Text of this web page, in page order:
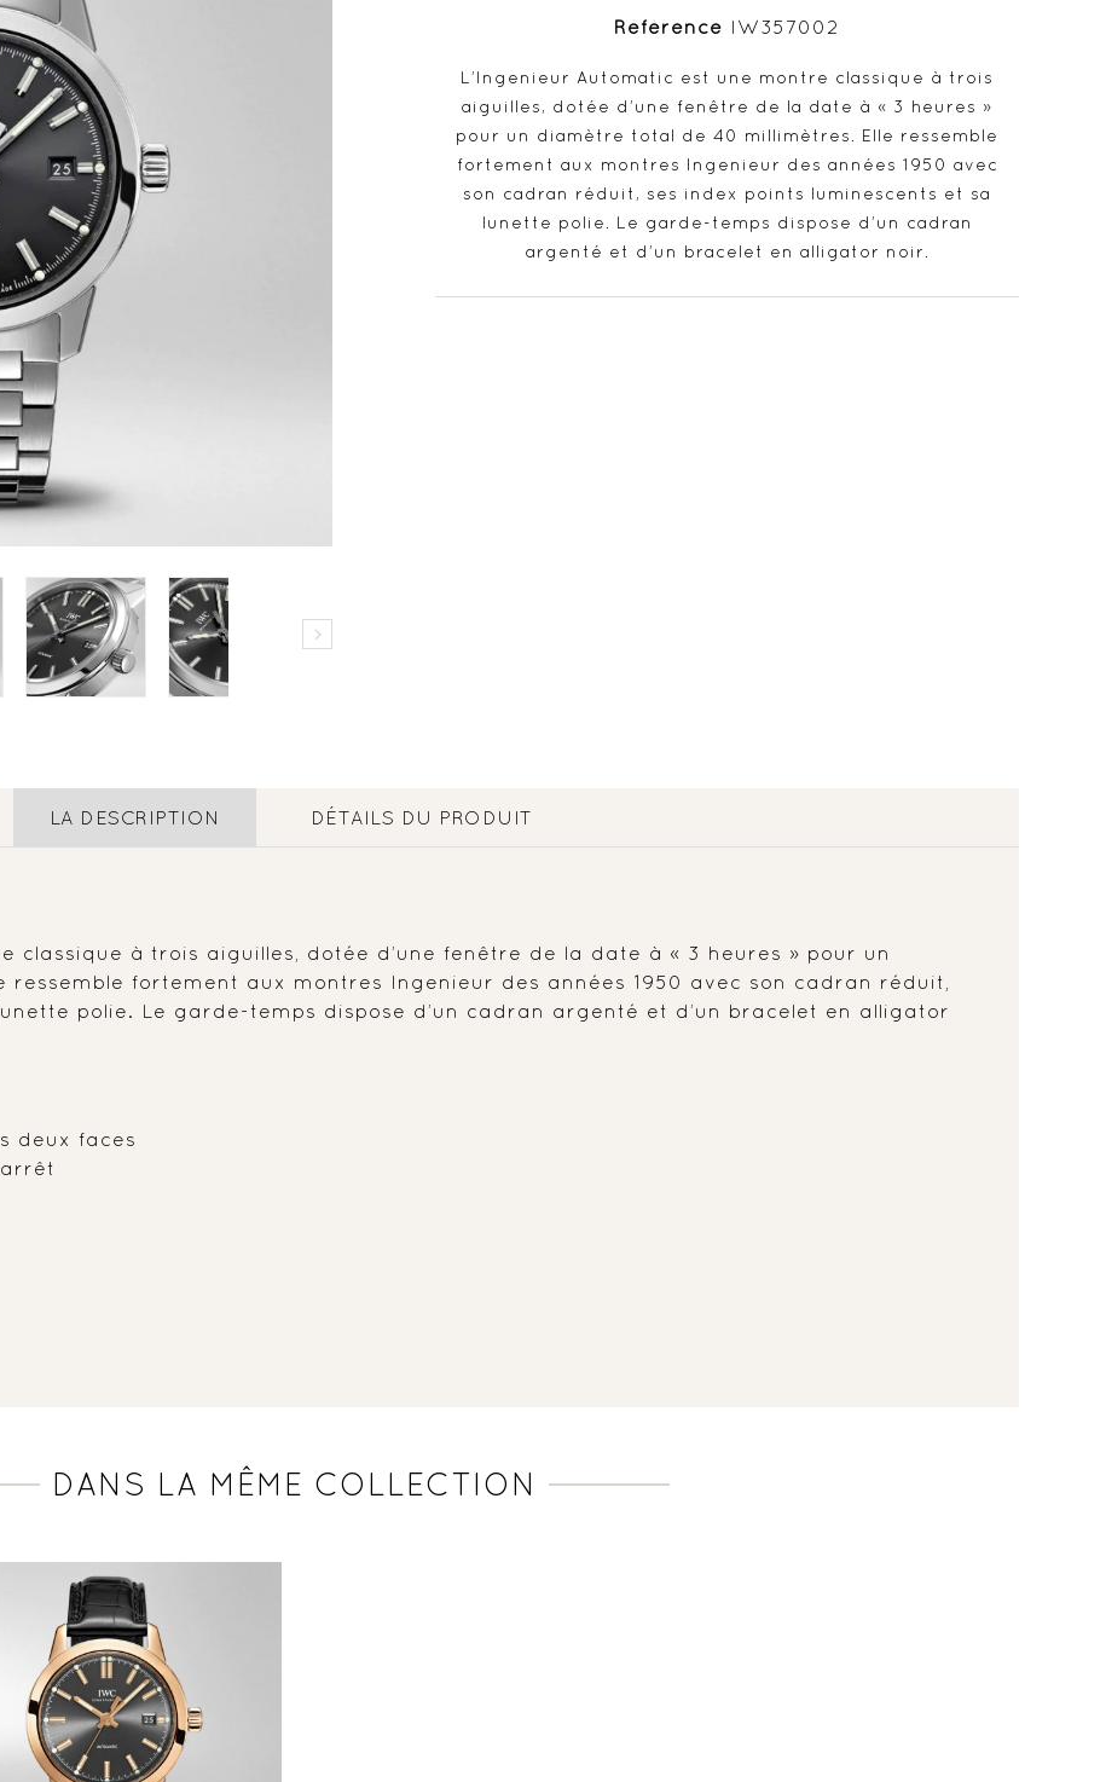

Référence IW357002
L’Ingenieur Automatic est une montre classique à trois
aiguilles, dotée d’une fenêtre de la date à « 3 heures »
pour un diamètre total de 40 millimètres. Elle ressemble
fortement aux montres Ingenieur des années 1950 avec
son cadran réduit, ses index points luminescents et sa
lunette polie. Le garde-temps dispose d’un cadran
argenté et d’un bracelet en alligator noir.
LA DESCRIPTION DÉTAILS DU PRODUIT
classique à trois aiguilles, dotée d’une fenêtre de la date à « 3 heures » pour un
fortement aux montres Ingenieur des années 1950 avec son cadran réduit,
polie. Le garde-temps dispose d’un cadran argenté et d’un bracelet en alligator
deux faces
DANS LA MÊME COLLECTION